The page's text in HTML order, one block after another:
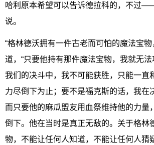
哈利原本希望可以告诉德拉科的，不过——
说。
“格林德沃拥有一件古老而可怕的魔法宝物
道，“只要他持有那件魔法宝物，我就无
我们的决斗中，我不可能获胜，只能一直
力尽倒下为止；要不是福克斯的话，我在
而只要他的麻瓜盟友用血祭维持他的力量
倒下。他在当时是真正无敌的。关于格林
物，不能让任何人知道，不能让任何人猜